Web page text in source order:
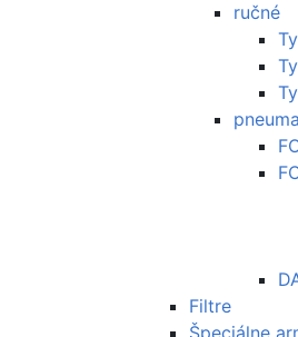
ručné
Filtre